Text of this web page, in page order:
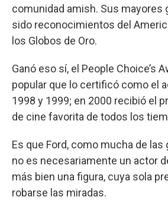
comunidad amish. Sus mayores
sido reconocimientos del
los Globos de Oro.
Ganó eso sí, el People Choice’s
popular que lo certificó como el
1998 y 1999; en 2000 recibió el
de cine favorita de todos los
Es que Ford, como mucha de
no es necesariamente un actor
más bien una figura, cuya sola
robarse las miradas.